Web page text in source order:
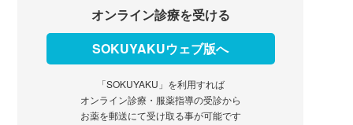
オンライン診療を受ける
SOKUYAKUウェブ版へ
「SOKUYAKU」を利用すれば
オンライン診療・服薬指導の受診から
お薬を郵送にて受け取る事が可能です